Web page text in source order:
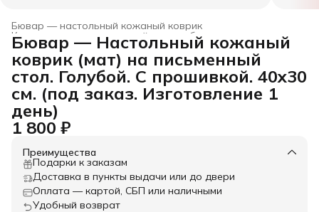
Бювар — настольный кожаный коврик
Коврики для компьютерной мыши и бювары
Аксессуары
Товары из натуральной кожи ›
Главная ›
Бювар — Настольный кожаный
коврик (мат) на письменный
стол. Голубой. С прошивкой. 40x30
см. (под заказ. Изготовление 1
день)
1 800 ₽
Преимущества
Подарки к заказам
Доставка в пункты выдачи или до двери
Оплата — картой, СБП или наличными
Удобный возврат